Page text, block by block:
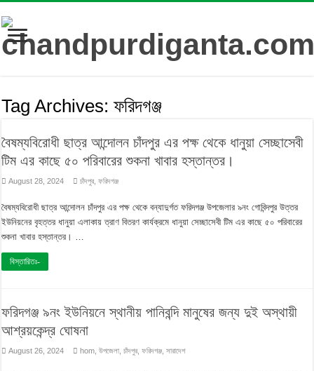
Tag Archives:ফরিদগঞ্জ
বৈষম্যবিরোধী ছাত্র আন্দোলন চাঁদপুর এর পক্ষ থেকে ধানুয়া সেচ্ছাসেবী
টিম এর কাছে ৫০ পরিবারের শুকনা খাবার হস্তান্তর।
August 28, 2024 চাঁদপুর ,ফরিদগঞ্জ
বৈষম্যবিরোধী ছাত্র আন্দোলন চাঁদপুর এর পক্ষ থেকে বন্যাদুর্গত ফরিদগঞ্জ উপজেলার ৯নং গোবিন্দপুর উত্তর
ইউনিয়নের বৃহত্তর ধানুয়া এলাকায় ত্রাণ বিতরণ কার্যক্রমে ধানুয়া সেচ্ছাসেবী টিম এর কাছে ৫০ পরিবারের
শুকনা খাবার হস্তান্তর। …
বিস্তারিতঃ-
ফরিদগঞ্জ ৯নং ইউনিয়নে স্থানীয় পানিবন্দি মানুষের জন্য দুই অস্থায়ী
আশ্রয়কেন্দ্র ঘোষনা
August 26, 2024 hom ,উপজেলা ,চাঁদপুর ,ফরিদগঞ্জ ,সারাদেশ